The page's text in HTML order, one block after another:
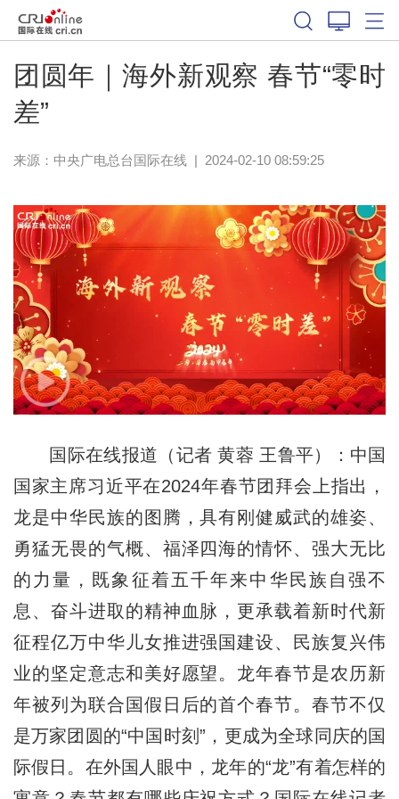
团圆年｜海外新观察 春节“零时
差”
来源：中央广电总台国际在线| 2024-02-10 08:59:25
国际在线报道（记者 黄蓉 王鲁平）：中国
国家主席习近平在2024年春节团拜会上指出，
龙是中华民族的图腾，具有刚健威武的雄姿、
勇猛无畏的气概、福泽四海的情怀、强大无比
的力量，既象征着五千年来中华民族自强不
息、奋斗进取的精神血脉，更承载着新时代新
征程亿万中华儿女推进强国建设、民族复兴伟
业的坚定意志和美好愿望。龙年春节是农历新
年被列为联合国假日后的首个春节。春节不仅
是万家团圆的“中国时刻”，更成为全球同庆的国
际假日。在外国人眼中，龙年的“龙”有着怎样的